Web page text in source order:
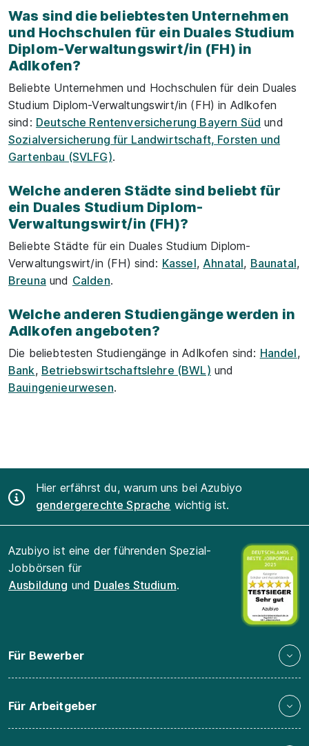
Was sind die beliebtesten Unternehmen
und Hochschulen für ein Duales Studium
Diplom-Verwaltungswirt/in (FH) in
Adlkofen?
Beliebte Unternehmen und Hochschulen für dein Duales
Studium Diplom-Verwaltungswirt/in (FH) in Adlkofen
sind: Deutsche Rentenversicherung Bayern Süd und
Sozialversicherung für Landwirtschaft, Forsten und
Gartenbau (SVLFG).
Welche anderen Städte sind beliebt für
ein Duales Studium Diplom-
Verwaltungswirt/in (FH)?
Beliebte Städte für ein Duales Studium Diplom-
Verwaltungswirt/in (FH) sind: Kassel, Ahnatal, Baunatal,
Breuna und Calden.
Welche anderen Studiengänge werden in
Adlkofen angeboten?
Die beliebtesten Studiengänge in Adlkofen sind: Handel,
Bank, Betriebswirtschaftslehre (BWL) und
Bauingenieurwesen.
Hier erfährst du, warum uns bei Azubiyo
gendergerechte Sprache wichtig ist.
Azubiyo ist eine der führenden Spezial-
Jobbörsen für
Ausbildung und Duales Studium.
Für Bewerber
Für Arbeitgeber